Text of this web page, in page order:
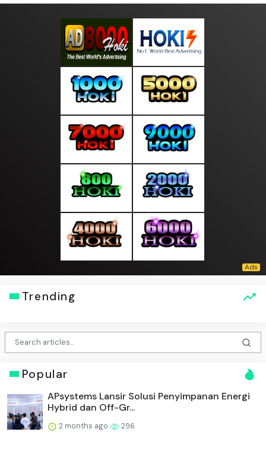
Trending
Popular
APsystems Lansir Solusi Penyimpanan Energi
Hybrid dan Off-Gr...
2 months ago 296